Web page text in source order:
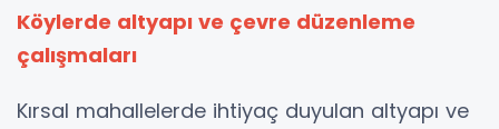
Köylerde altyapı ve çevre düzenleme
çalışmaları
Kırsal mahallelerde ihtiyaç duyulan altyapı ve